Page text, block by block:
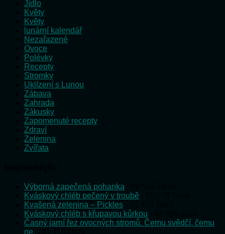
Jídlo
Květy
Květy
lunární kalendář
Nezařazené
Ovoce
Polévky
Recepty
Stromky
Uklízení s Lunou
Zábava
Zahrada
Zákusky
Zapomenuté recepty
Zdraví
Zelenina
Zvířata
Výborná zapečená pohanka
Kváskový chléb pečený v troubě
Kvašená zelenina – Pickles
Kváskový chléb s křupavou kůrkou
Časný jarní řez ovocných stromů. Čemu svědčí, čemu
ne.